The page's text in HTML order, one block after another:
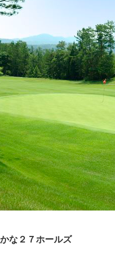
な２７ホールズ